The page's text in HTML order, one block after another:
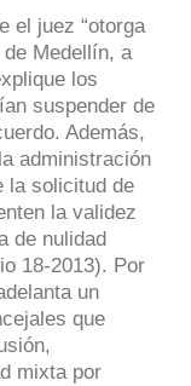
el juez “otorga
Medellín, a
los
suspender de
Además,
administración
la solicitud de
la validez
de nulidad
18-2013). Por
un
que
mixta por